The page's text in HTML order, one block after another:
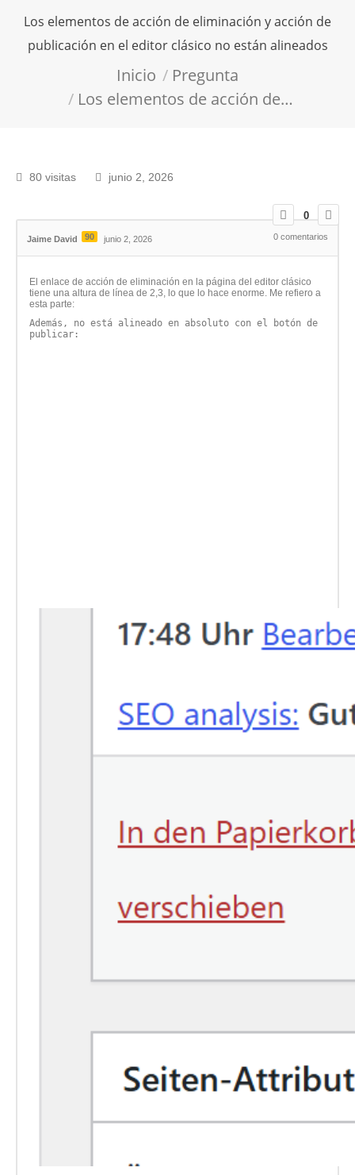
Los elementos de acción de eliminación y acción de
publicación en el editor clásico no están alineados
Inicio
Pregunta
Los elementos de acción de…
80 visitas junio 2, 2026
0
Jaime David 90 junio 2, 2026 0 comentarios
El enlace de acción de eliminación en la página del editor clásico
tiene una altura de línea de 2,3, lo que lo hace enorme. Me refiero a
esta parte:
Además, no está alineado en absoluto con el botón de
publicar: